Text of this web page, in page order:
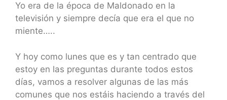
Yo era de la época de Maldonado en la
televisión y siempre decía que era el que no
miente…..
Y hoy como lunes que es y tan centrado que
estoy en las preguntas durante todos estos
días, vamos a resolver algunas de las más
comunes que nos estáis haciendo a través del